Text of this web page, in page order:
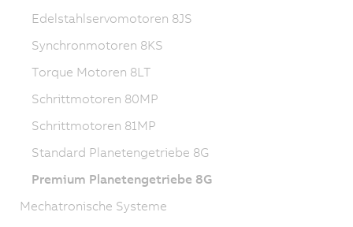
Edelstahlservomotoren 8JS
Synchronmotoren 8KS
Torque Motoren 8LT
Schrittmotoren 80MP
Schrittmotoren 81MP
Standard Planetengetriebe 8G
Premium Planetengetriebe 8G
Mechatronische Systeme